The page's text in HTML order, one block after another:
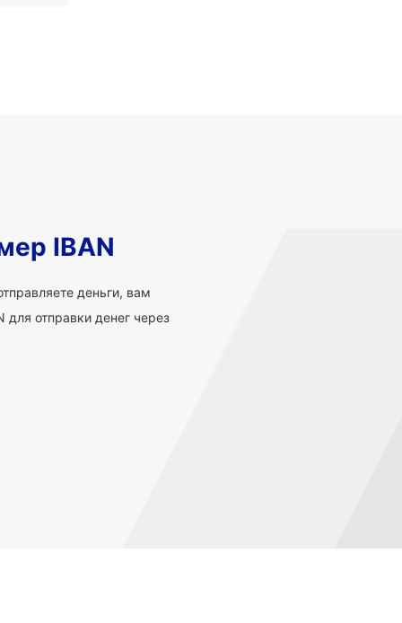
IBAN
деньги, вам
отправки денег через